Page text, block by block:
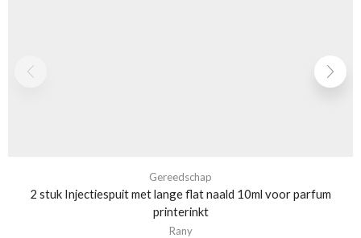
Gereedschap
2 stuk Injectiespuit met lange flat naald 10ml voor parfum
printerinkt
Rany